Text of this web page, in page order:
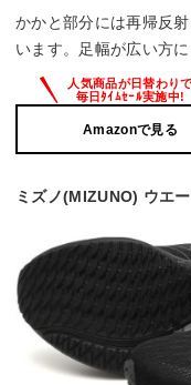
かかと部分には再帰反
います。足幅が広い方
Amazonで見る
ミズノ(MIZUNO) ウエ